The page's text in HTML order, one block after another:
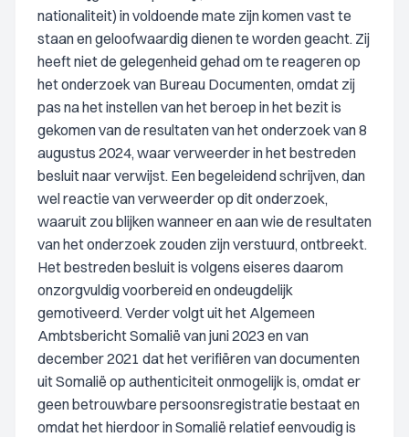
nationaliteit) in voldoende mate zijn komen vast te
staan en geloofwaardig dienen te worden geacht. Zij
heeft niet de gelegenheid gehad om te reageren op
het onderzoek van Bureau Documenten, omdat zij
pas na het instellen van het beroep in het bezit is
gekomen van de resultaten van het onderzoek van 8
augustus 2024, waar verweerder in het bestreden
besluit naar verwijst. Een begeleidend schrijven, dan
wel reactie van verweerder op dit onderzoek,
waaruit zou blijken wanneer en aan wie de resultaten
van het onderzoek zouden zijn verstuurd, ontbreekt.
Het bestreden besluit is volgens eiseres daarom
onzorgvuldig voorbereid en ondeugdelijk
gemotiveerd. Verder volgt uit het Algemeen
Ambtsbericht Somalië van juni 2023 en van
december 2021 dat het verifiëren van documenten
uit Somalië op authenticiteit onmogelijk is, omdat er
geen betrouwbare persoonsregistratie bestaat en
omdat het hierdoor in Somalië relatief eenvoudig is